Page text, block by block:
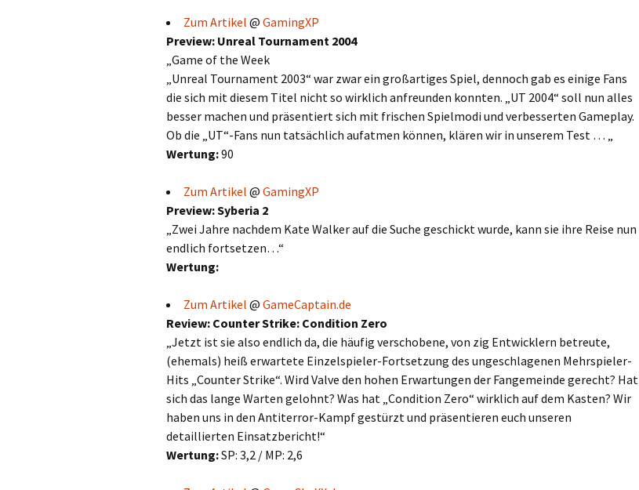
Zum Artikel @ GamingXP
Preview: Unreal Tournament 2004
„Game of the Week
„Unreal Tournament 2003“ war zwar ein großartiges Spiel, dennoch gab es einige Fans
die sich mit diesem Titel nicht so wirklich anfreunden konnten. „UT 2004“ soll nun alles
besser machen und präsentiert sich mit frischen Spielmodi und verbesserten Gameplay.
Ob die „UT“-Fans nun tatsächlich aufatmen können, klären wir in unserem Test … „
Wertung:90
Zum Artikel @ GamingXP
Preview: Syberia 2
„Zwei Jahre nachdem Kate Walker auf die Suche geschickt wurde, kann sie ihre Reise nun
endlich fortsetzen…“
Wertung:
Zum Artikel @ GameCaptain.de
Review: Counter Strike: Condition Zero
„Jetzt ist sie also endlich da, die häufig verschobene, von zig Entwicklern betreute,
(ehemals) heiß erwartete Einzelspieler-Fortsetzung des ungeschlagenen Mehrspieler-
Hits „Counter Strike“. Wird Valve den hohen Erwartungen der Fangemeinde gerecht? Hat
sich das lange Warten gelohnt? Was hat „Condition Zero“ wirklich auf dem Kasten? Wir
haben uns in den Antiterror-Kampf gestürzt und präsentieren euch unseren
detaillierten Einsatzbericht!“
Wertung:SP: 3,2 / MP: 2,6